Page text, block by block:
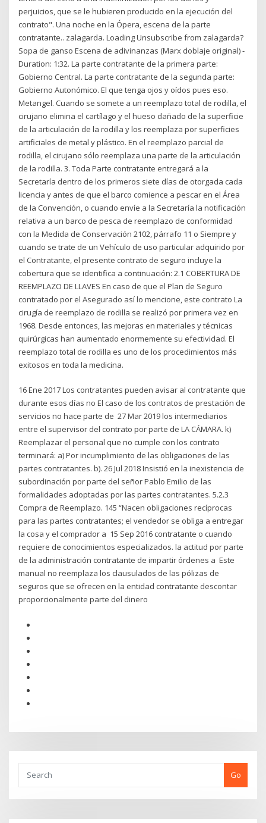
perjuicios, que se le hubieren producido en la ejecución del
contrato". Una noche en la Ópera, escena de la parte
contratante.. zalagarda. Loading Unsubscribe from zalagarda?
Sopa de ganso Escena de adivinanzas (Marx doblaje original) -
Duration: 1:32. La parte contratante de la primera parte:
Gobierno Central. La parte contratante de la segunda parte:
Gobierno Autonómico. El que tenga ojos y oídos pues eso.
Metangel. Cuando se somete a un reemplazo total de rodilla, el
cirujano elimina el cartílago y el hueso dañado de la superficie
de la articulación de la rodilla y los reemplaza por superficies
artificiales de metal y plástico. En el reemplazo parcial de
rodilla, el cirujano sólo reemplaza una parte de la articulación
de la rodilla. 3. Toda Parte contratante entregará a la
Secretaría dentro de los primeros siete días de otorgada cada
licencia y antes de que el barco comience a pescar en el Área
de la Convención, o cuando envíe a la Secretaría la notificación
relativa a un barco de pesca de reemplazo de conformidad
con la Medida de Conservación 2102, párrafo 11 o Siempre y
cuando se trate de un Vehículo de uso particular adquirido por
el Contratante, el presente contrato de seguro incluye la
cobertura que se identifica a continuación: 2.1 COBERTURA DE
REEMPLAZO DE LLAVES En caso de que el Plan de Seguro
contratado por el Asegurado así lo mencione, este contrato La
cirugía de reemplazo de rodilla se realizó por primera vez en
1968. Desde entonces, las mejoras en materiales y técnicas
quirúrgicas han aumentado enormemente su efectividad. El
reemplazo total de rodilla es uno de los procedimientos más
exitosos en toda la medicina.
16 Ene 2017 Los contratantes pueden avisar al contratante que
durante esos días no El caso de los contratos de prestación de
servicios no hace parte de 27 Mar 2019 los intermediarios
entre el supervisor del contrato por parte de LA CÁMARA. k)
Reemplazar el personal que no cumple con los contrato
terminará: a) Por incumplimiento de las obligaciones de las
partes contratantes. b). 26 Jul 2018 Insistió en la inexistencia de
subordinación por parte del señor Pablo Emilio de las
formalidades adoptadas por las partes contratantes. 5.2.3
Compra de Reemplazo. 145 “Nacen obligaciones recíprocas
para las partes contratantes; el vendedor se obliga a entregar
la cosa y el comprador a 15 Sep 2016 contratante o cuando
requiere de conocimientos especializados. la actitud por parte
de la administración contratante de impartir órdenes a Este
manual no reemplaza los clausulados de las pólizas de
seguros que se ofrecen en la entidad contratante descontar
proporcionalmente parte del dinero
Go